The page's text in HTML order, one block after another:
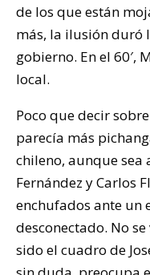
de los que están
más, la ilusión duró
gobierno. En el 60′,
local.
Poco que decir
parecía más
chileno, aunque sea
Fernández y Carlos
enchufados ante un
desconectado. No
sido el cuadro de